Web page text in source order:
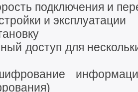
подключения и
и эксплуатации
доступ для